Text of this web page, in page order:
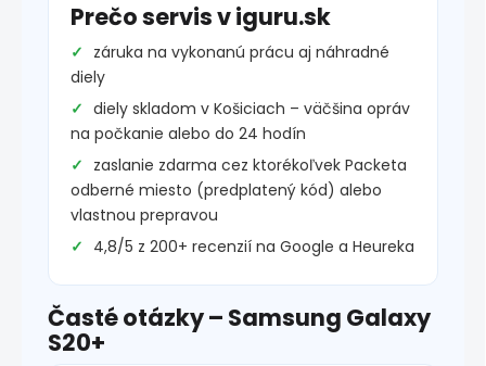
Prečo servis v iguru.sk
záruka na vykonanú prácu aj náhradné
diely
diely skladom v Košiciach – väčšina opráv
na počkanie alebo do 24 hodín
zaslanie zdarma cez ktorékoľvek Packeta
odberné miesto (predplatený kód) alebo
vlastnou prepravou
4,8/5 z 200+ recenzií na Google a Heureka
Časté otázky – Samsung Galaxy
S20+